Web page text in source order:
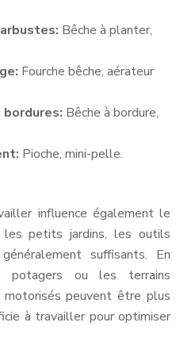
Bêche à planter,
Fourche bêche, aérateur
Bêche à bordure,
Pioche, mini-pelle.
influence également le
les petits jardins, les outils
suffisants. En
potagers ou les terrains
peuvent être plus
à travailler pour optimiser